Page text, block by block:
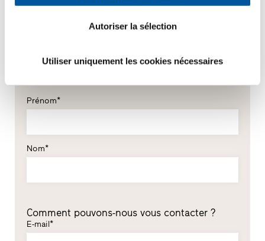
Autoriser la sélection
Utiliser uniquement les cookies nécessaires
*Champs obligatoires
Prénom*
Nom*
Comment pouvons-nous vous contacter ?
E-mail*